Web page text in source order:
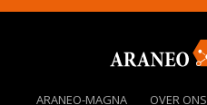
ARANEO-MAGNA OVER ONS